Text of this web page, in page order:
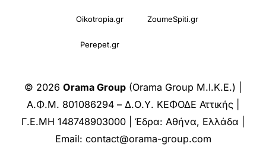
Oikotropia.gr ZoumeSpiti.gr
Perepet.gr
© 2026 Orama Group (Orama Group Μ.Ι.Κ.Ε.) |
Α.Φ.Μ. 801086294 – Δ.Ο.Υ. ΚΕΦΟΔΕ Αττικής |
Γ.Ε.ΜΗ 148748903000 | Έδρα: Αθήνα, Ελλάδα |
Email: contact@orama-group.com